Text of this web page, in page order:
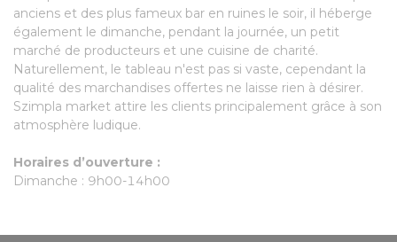
may combine it with other information that you’ve
provided to them or that they’ve collected from your use
of their services.
anciens et des plus fameux bar en ruines le soir, il héberge
également le dimanche, pendant la journée, un petit
marché de producteurs et une cuisine de charité.
Naturellement, le tableau n'est pas si vaste, cependant la
qualité des marchandises offertes ne laisse rien à désirer.
Szimpla market attire les clients principalement grâce à son
atmosphère ludique.
Horaires d’ouverture :
Dimanche : 9h00-14h00